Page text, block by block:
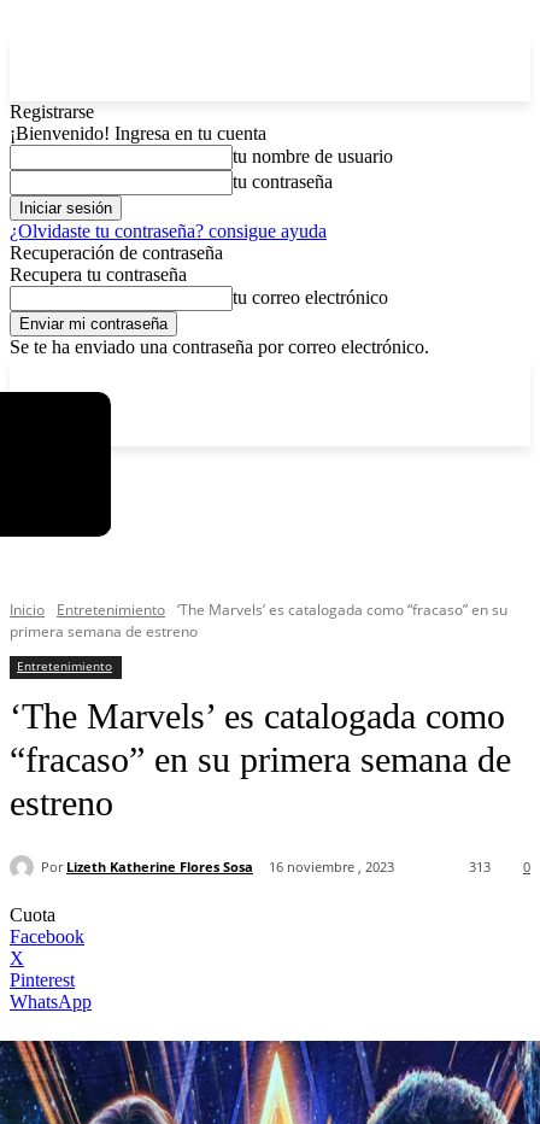
Registrarse
¡Bienvenido! Ingresa en tu cuenta
tu nombre de usuario
tu contraseña
¿Olvidaste tu contraseña? consigue ayuda
Recuperación de contraseña
Recupera tu contraseña
tu correo electrónico
Se te ha enviado una contraseña por correo electrónico.
Inicio Entretenimiento ‘The Marvels’ es catalogada como “fracaso” en su
primera semana de estreno
Entretenimiento
‘The Marvels’ es catalogada como
“fracaso” en su primera semana de
estreno
Por Lizeth Katherine Flores Sosa 16 noviembre , 2023 0
313
Cuota
Facebook
X
Pinterest
WhatsApp